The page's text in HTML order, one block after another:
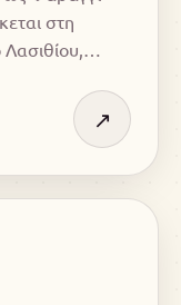
στη
↗